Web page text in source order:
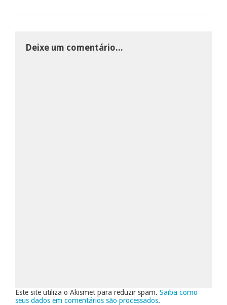
Deixe um comentário...
Este site utiliza o Akismet para reduzir spam. Saiba como
seus dados em comentários são processados.